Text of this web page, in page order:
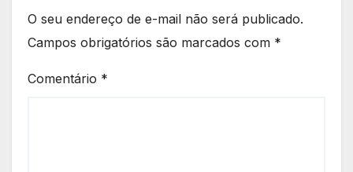
O seu endereço de e-mail não será publicado.
Campos obrigatórios são marcados com *
Comentário *